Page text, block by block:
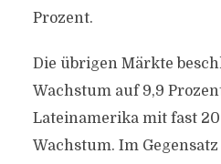
Prozent.
Die übrigen Märkte
Wachstum auf 9,9
Lateinamerika mit fast
Wachstum. Im